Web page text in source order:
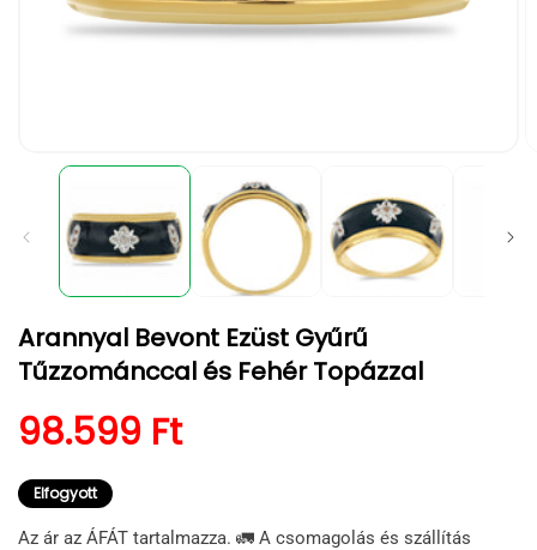
médiafájl
modális
párbeszédpanelen
Arannyal Bevont Ezüst Gyűrű
Tűzzománccal és Fehér Topázzal
Normál ár
98.599 Ft
Elfogyott
Az ár az ÁFÁT tartalmazza. 🚛 A csomagolás és szállítás